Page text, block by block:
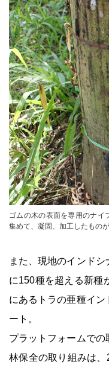
ゴムの木の表面を専用のナイ
集めて、凝固、加工したものが
また、現地のインド
に150種を超える新種
にあるトラの亜種イ
ート。
プラットフォームで
林保全の取り組みは